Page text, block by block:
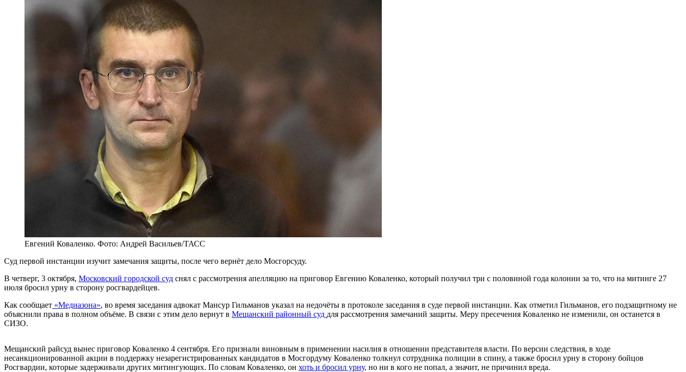
Евгений Коваленко. Фото: Андрей Васильев/ТАСС
Суд первой инстанции изучит замечания защиты, после чего вернёт дело Мосгорсуду.
В четверг, 3 октября, Московский городской суд снял с рассмотрения апелляцию на приговор Евгению Коваленко, который получил три с половиной года колонии за то, что на митинге 27
июля бросил урну в сторону росгвардейцев.
Как сообщает «Медиазона», во время заседания адвокат Мансур Гильманов указал на недочёты в протоколе заседания в суде первой инстанции. Как отметил Гильманов, его подзащитному не
объяснили права в полном объёме. В связи с этим дело вернут в Мещанский районный суд для рассмотрения замечаний защиты. Меру пресечения Коваленко не изменили, он останется в
СИЗО.
Мещанский райсуд вынес приговор Коваленко 4 сентября. Его признали виновным в применении насилия в отношении представителя власти. По версии следствия, в ходе
несанкционированной акции в поддержку незарегистрированных кандидатов в Мосгордуму Коваленко толкнул сотрудника полиции в спину, а также бросил урну в сторону бойцов
Росгвардии, которые задерживали других митингующих. По словам Коваленко, он хоть и бросил урну, но ни в кого не попал, а значит, не причинил вреда.